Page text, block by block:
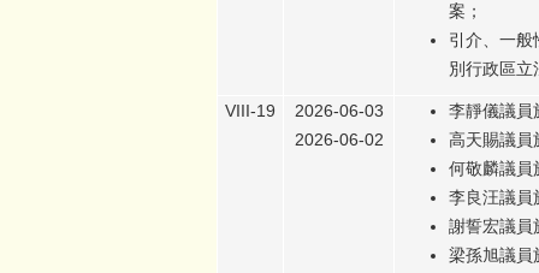
案；
引介、一
別行政區立
VIII-19
2026-06-03
2026-06-02
李靜儀議員
高天賜議員
何敬麟議員
李良汪議員
謝誓宏議員
梁孫旭議員